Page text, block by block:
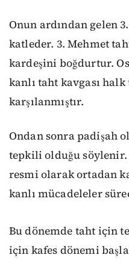
Onun ardından gelen
katleder. 3. Mehmet
kardeşini boğdurtur.
kanlı taht kavgası
karşılanmıştır.
Ondan sonra padişah
tepkili olduğu
resmi olarak ortadan
kanlı mücadeleler
Bu dönemde taht için
için kafes dönemi